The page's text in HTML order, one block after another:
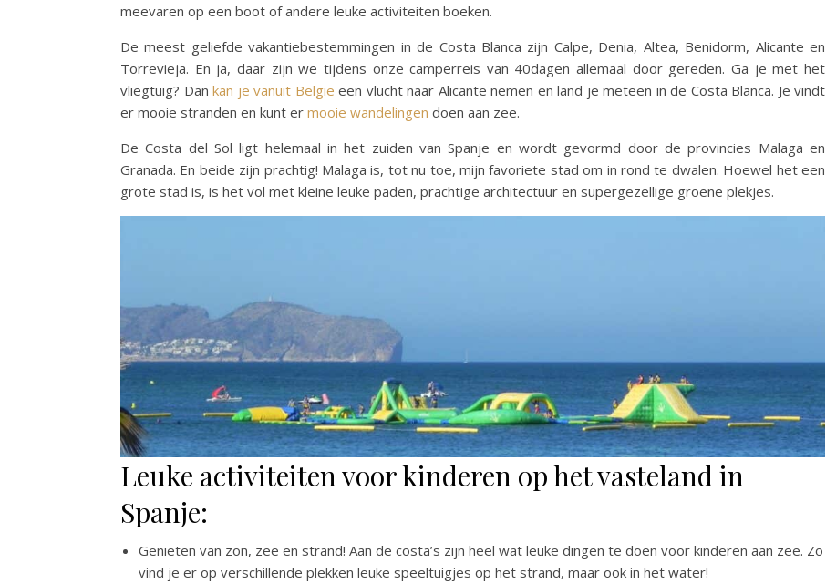
meevaren op een boot of andere leuke activiteiten boeken.
De meest geliefde vakantiebestemmingen in de Costa Blanca zijn Calpe, Denia, Altea, Benidorm, Alicante en
Torrevieja. En ja, daar zijn we tijdens onze camperreis van 40dagen allemaal door gereden. Ga je met het
vliegtuig? Dan kan je vanuit België een vlucht naar Alicante nemen en land je meteen in de Costa Blanca. Je vindt
er mooie stranden en kunt er mooie wandelingen doen aan zee.
De Costa del Sol ligt helemaal in het zuiden van Spanje en wordt gevormd door de provincies Malaga en
Granada. En beide zijn prachtig! Malaga is, tot nu toe, mijn favoriete stad om in rond te dwalen. Hoewel het een
grote stad is, is het vol met kleine leuke paden, prachtige architectuur en supergezellige groene plekjes.
Leuke activiteiten voor kinderen op het vasteland in
Spanje:
Genieten van zon, zee en strand! Aan de costa’s zijn heel wat leuke dingen te doen voor kinderen aan zee. Zo
vind je er op verschillende plekken leuke speeltuigjes op het strand, maar ook in het water!